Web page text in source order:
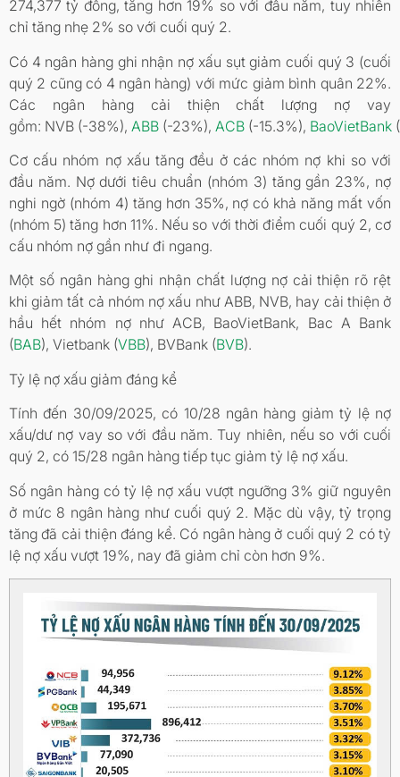
274,377 tỷ đồng, tăng hơn 19% so với đầu năm, tuy nhiên
chỉ tăng nhẹ 2% so với cuối quý 2.
Có 4 ngân hàng ghi nhận nợ xấu sụt giảm cuối quý 3 (cuối
quý 2 cũng có 4 ngân hàng) với mức giảm bình quân 22%.
Các ngân hàng cải thiện chất lượng nợ vay
gồm: NVB (-38%), ABB (-23%), ACB (-15.3%), BaoVietBank
Cơ cấu nhóm nợ xấu tăng đều ở các nhóm nợ khi so với
đầu năm. Nợ dưới tiêu chuẩn (nhóm 3) tăng gần 23%, nợ
nghi ngờ (nhóm 4) tăng hơn 35%, nợ có khả năng mất vốn
(nhóm 5) tăng hơn 11%. Nếu so với thời điểm cuối quý 2, cơ
cấu nhóm nợ gần như đi ngang.
Một số ngân hàng ghi nhận chất lượng nợ cải thiện rõ rệt
khi giảm tất cả nhóm nợ xấu như ABB, NVB, hay cải thiện ở
hầu hết nhóm nợ như ACB, BaoVietBank, Bac A Bank
(BAB), Vietbank (VBB), BVBank (BVB).
Tỷ lệ nợ xấu giảm đáng kể
Tính đến 30/09/2025, có 10/28 ngân hàng giảm tỷ lệ nợ
xấu/dư nợ vay so với đầu năm. Tuy nhiên, nếu so với cuối
quý 2, có 15/28 ngân hàng tiếp tục giảm tỷ lệ nợ xấu.
Số ngân hàng có tỷ lệ nợ xấu vượt ngưỡng 3% giữ nguyên
ở mức 8 ngân hàng như cuối quý 2. Mặc dù vậy, tỷ trọng
tăng đã cải thiện đáng kể. Có ngân hàng ở cuối quý 2 có tỷ
lệ nợ xấu vượt 19%, nay đã giảm chỉ còn hơn 9%.